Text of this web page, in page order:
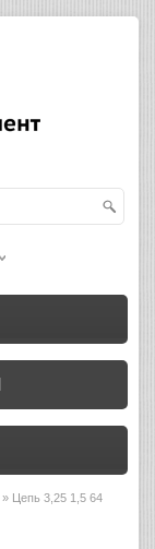
» Цепь 3,25 1,5 64